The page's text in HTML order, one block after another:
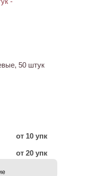
50 штук
от 10 упк
от 20 упк